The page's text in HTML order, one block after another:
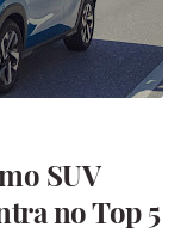
SUV
no Top 5